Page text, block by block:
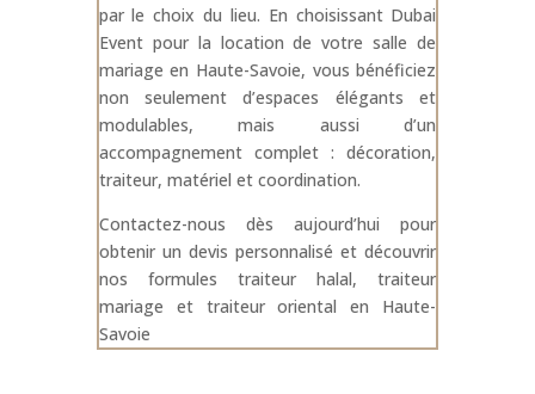
par le choix du lieu. En choisissant Dubai
Event pour la location de votre salle de
mariage en Haute-Savoie, vous bénéficiez
non seulement d’espaces élégants et
modulables, mais aussi d’un
accompagnement complet : décoration,
traiteur, matériel et coordination.
Contactez-nous dès aujourd’hui pour
obtenir un devis personnalisé et découvrir
nos formules traiteur halal, traiteur
mariage et traiteur oriental en Haute-
Savoie